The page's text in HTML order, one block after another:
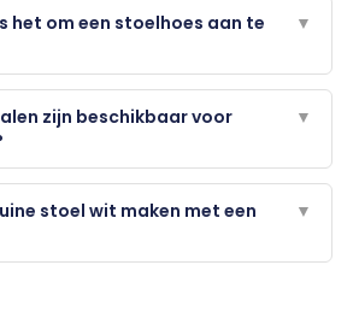
het om een stoelhoes aan te
▼
zijn beschikbaar voor
▼
stoel wit maken met een
▼